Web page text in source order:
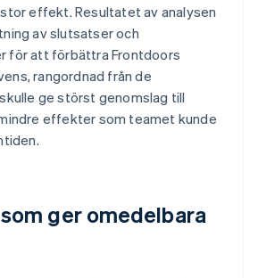
effekt. Resultatet av analysen
av slutsatser och
för att förbättra Frontdoors
rangordnad från de
ge störst genomslag till
effekter som teamet kunde
ger omedelbara